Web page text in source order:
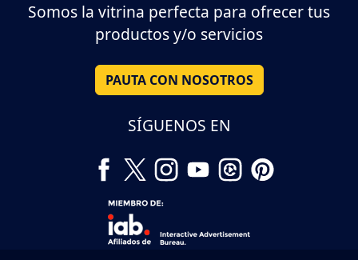
Somos la vitrina perfecta para ofrecer tus
productos y/o servicios
PAUTA CON NOSOTROS
SÍGUENOS EN